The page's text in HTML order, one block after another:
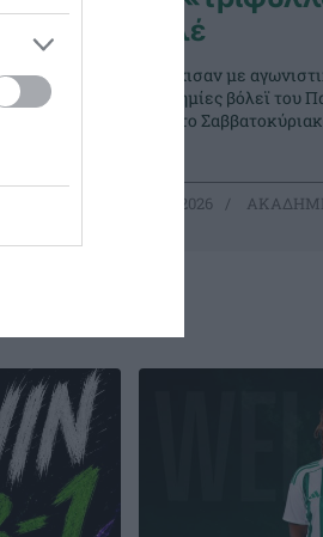
φιλέ
Συνέχισαν με
ακαδημίες βόλεϊ του
αυτό το
08.02.2026